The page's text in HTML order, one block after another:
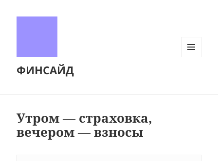
ФИНСАЙД
Утром — страховка,
вечером — взносы